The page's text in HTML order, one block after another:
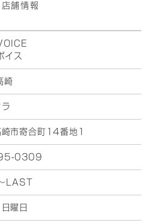
店舗情報
イス
崎
崎市寄合町14番地1
0309
LAST
曜日